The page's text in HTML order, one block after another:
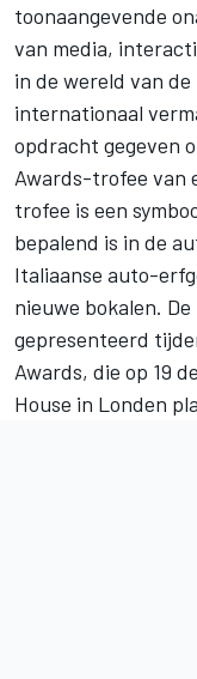
toonaangevende
van media,
in de wereld van
internationaal
opdracht gegeven
Awards-trofee van
trofee is een
bepalend is in de
Italiaanse auto-
nieuwe bokalen.
gepresenteerd
Awards, die op 19
House in Londen